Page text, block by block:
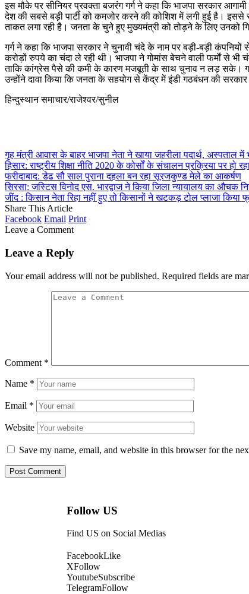
इस मौके पर सीनियर प्रवक्ता बजरंग गर्ग ने कहा कि भाजपा सरकार
देश की सबसे बड़ी पार्टी को कमजोर करने की कोशिश में लगी हुई है। इससे
ताकत लगा रही है। जनता के चुने हुए मुख्यमंत्री को तोड़ने के लिए उनको
गर्ग ने कहा कि भाजपा सरकार ने चुनावी चंदे के नाम पर बड़ी-बड़ी
करोड़ों रुपये का चंदा ले रही थी। भाजपा ने गोमांस बेचने वाली फर्माें से
ताकि कांग्रेस पैसे की कमी के कारण मजबूती के साथ चुनाव न लड़ सके। गर्ग
उन्होंने दावा किया कि जनता के सहयोग से केंद्र में इंडी गठबंधन की
हिन्दुस्थान समाचार/राजेश्वर/सुनील
गृह मंत्री आवास के बाहर भाजपा नेता ने खाया जहरीला पदार्थ, अस्पताल में
हिसार: राष्ट्रीय शिक्षा नीति 2020 के कोर्सों के संचालन प्रक्रिया पर हो
फरीदाबाद: डेढ सौ साल पुराना दहला बन रहा सूरजकुण्ड मेले का आकर्षण
सिरसा: जस्टिस विनोद एस. भारद्वाज ने किया जिला न्यायालय का औचक
जींद : किसान नेता रिहा नहीं हुए तो किसानों ने खटकड़ टोल प्लाजा किया
Share This Article
Facebook Email Print
Leave a Comment
Leave a Reply
Your email address will not be published. Required fields are
Comment *
Name *
Email *
Website
Save my name, email, and website in this browser for the
Follow US
Find US on Social Medias
FacebookLike
XFollow
YoutubeSubscribe
TelegramFollow